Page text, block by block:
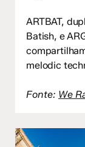
ARTBAT,
Batish, e
melodic
Fonte: We